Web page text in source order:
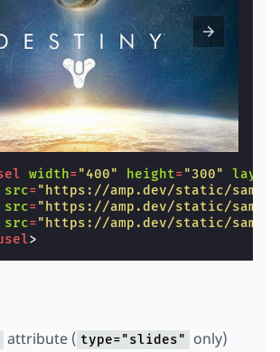
width="400" height="300"
src="https://amp.dev/static/
src="https://amp.dev/static/
src="https://amp.dev/static/
>
attribute ( type="slides"
only)